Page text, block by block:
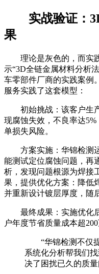
实战验证：
果
理论是灰色的，而实践
示“3D全链金属材料分析
车零部件厂商的实践案例
服务实践了这套模型：
初始挑战：该客户生产
现腐蚀失效，不良率达
单损失风险。
方案实施：华锦检测运
能测试定位腐蚀问题，再
析，发现问题根源为焊接
果，提供优化方案：降低
并重新设计镀层厚度，随
最终成果：实施优化后
户年度节省质量成本超
“华锦检测不仅提
系统化分析帮我们
决了困扰已久的质